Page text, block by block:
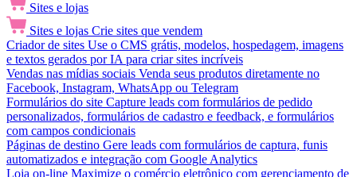
Sites e lojas
Sites e lojas Crie sites que vendem
Criador de sites Use o CMS grátis, modelos, hospedagem, imagens
e textos gerados por IA para criar sites incríveis
Vendas nas mídias sociais Venda seus produtos diretamente no
Facebook, Instagram, WhatsApp ou Telegram
Formulários do site Capture leads com formulários de pedido
personalizados, formulários de cadastro e feedback, e formulários
com campos condicionais
Páginas de destino Gere leads com formulários de captura, funis
automatizados e integração com Google Analytics
Loja on-line Maximize o comércio eletrônico com gerenciamento de